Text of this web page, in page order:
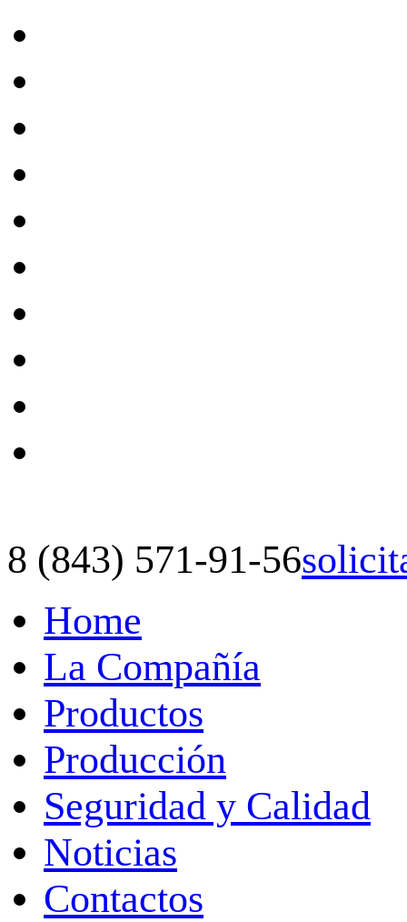
8 (843) 571-91-56
Home
La Compañía
Productos
Producción
Seguridad y Calidad
Noticias
Contactos